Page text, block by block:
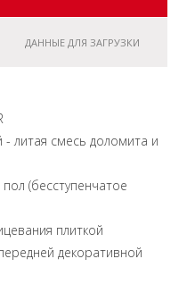
ДАННЫЕ ДЛЯ ЗАГРУЗКИ
литая смесь доломита и
(бесступенчатое
плиткой
декоративной